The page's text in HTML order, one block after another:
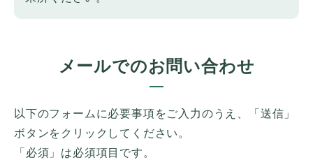
メールでのお問い合わせ
以下のフォームに必要事項をご入力のうえ、「送信」
ボタンをクリックしてください。
「必須」は必須項目です。